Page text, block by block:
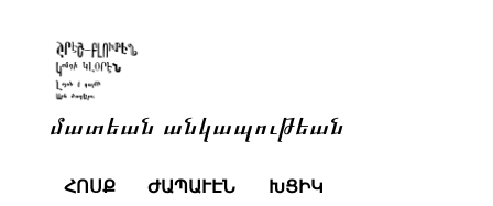
մատեան անկապութեան
ՀՈՍՔ ԺԱՊԱՒԷՆ ԽՑԻԿ